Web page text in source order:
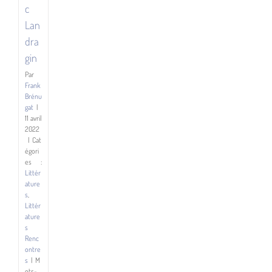
c
Lan
dra
gin
Par
Frank
Brénu
gat |
11 avril
2022
| Cat
égori
es :
Littér
ature
s,
Littér
ature
s
Renc
ontre
s | M